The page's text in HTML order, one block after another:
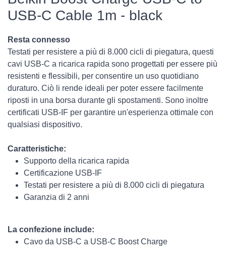
USB-C Cable 1m - black
Resta connesso
Testati per resistere a più di 8.000 cicli di piegatura, questi
cavi USB-C a ricarica rapida sono progettati per essere più
resistenti e flessibili, per consentire un uso quotidiano
duraturo. Ciò li rende ideali per poter essere facilmente
riposti in una borsa durante gli spostamenti. Sono inoltre
certificati USB-IF per garantire un'esperienza ottimale con
qualsiasi dispositivo.
Caratteristiche:
Supporto della ricarica rapida
Certificazione USB-IF
Testati per resistere a più di 8.000 cicli di piegatura
Garanzia di 2 anni
La confezione include:
Cavo da USB-C a USB-C Boost Charge